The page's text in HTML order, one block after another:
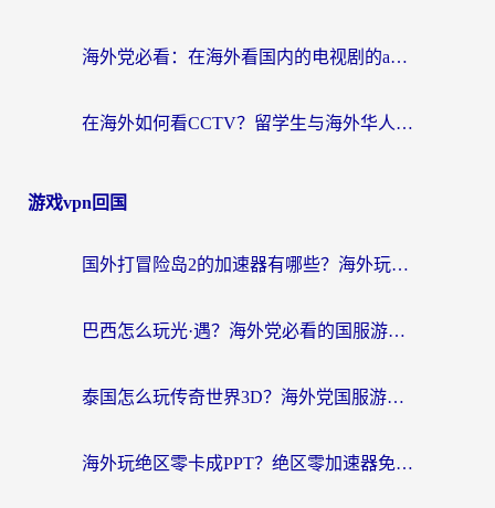
海外党必看：在海外看国内的电视剧的app选对了吗？3步解决地域限制烦恼
在海外如何看CCTV？留学生与海外华人的实用回国加速指南
游戏vpn回国
国外打冒险岛2的加速器有哪些？海外玩家国服畅玩全攻略（附实测推荐）
巴西怎么玩光·遇？海外党必看的国服游戏加速器选择指南（附3款热门游戏实测）
泰国怎么玩传奇世界3D？海外党国服游戏加速终极指南（附非洲欧洲热门游戏解决方案）
海外玩绝区零卡成PPT？绝区零加速器免费的推荐+实用技巧，附墨西哥玩谁是卧底美国玩和平精英攻略